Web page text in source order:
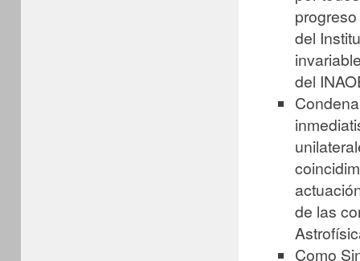
del
del
de las
Como